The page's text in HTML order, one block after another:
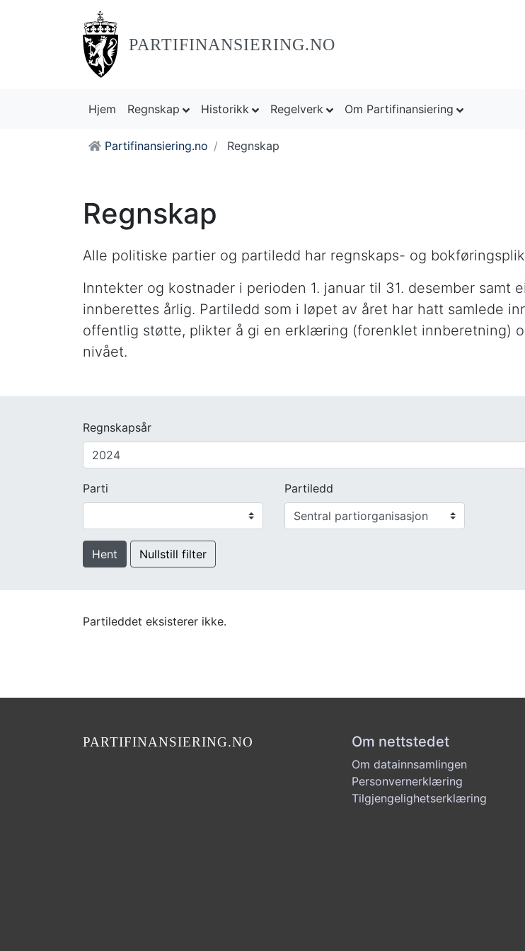
PARTIFINANSIERING.NO
Hjem (current)
Regnskap Historikk Regelverk Om Partifinansiering
Partifinansiering.no Regnskap
Regnskap
Alle politiske partier og partiledd har regnskaps- og
Inntekter og kostnader i perioden 1. januar til 31. desember samt
innberettes årlig. Partiledd som i løpet av året har hatt samlede
offentlig støtte, plikter å gi en erklæring (forenklet innberetning)
nivået.
Regnskapsår
Parti Partiledd
Hent Nullstill filter
Partileddet eksisterer ikke.
PARTIFINANSIERING.NO Om nettstedet
Om datainnsamlingen
Personvernerklæring
Tilgjengelighetserklæring